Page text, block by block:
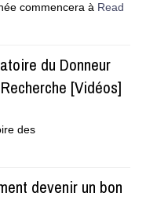
commencera à Read
du Donneur
[Vidéos]
des
devenir un bon